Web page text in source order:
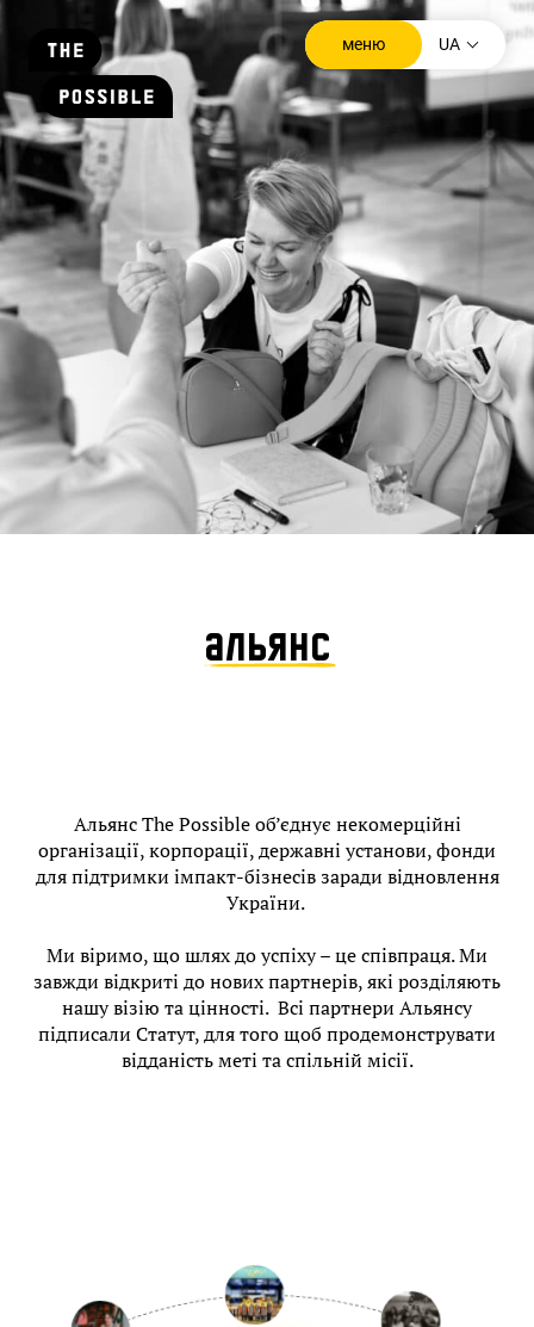
меню
закрийте
UA
АЛЬЯНС
Альянс The Possible об’єднує некомерційні
організації, корпорації, державні установи, фонди
для підтримки імпакт-бізнесів заради відновлення
України.
Ми віримо, що шлях до успіху – це співпраця. Ми
завжди відкриті до нових партнерів, які розділяють
нашу візію та цінності. Всі партнери Альянсу
підписали Статут, для того щоб продемонструвати
відданість меті та спільній місії.